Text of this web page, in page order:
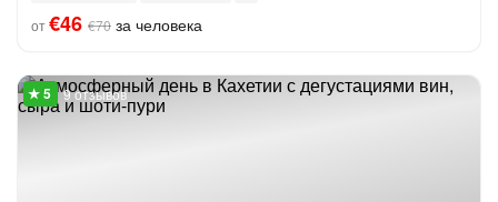
от€46 €70 за человека
9 отзывов